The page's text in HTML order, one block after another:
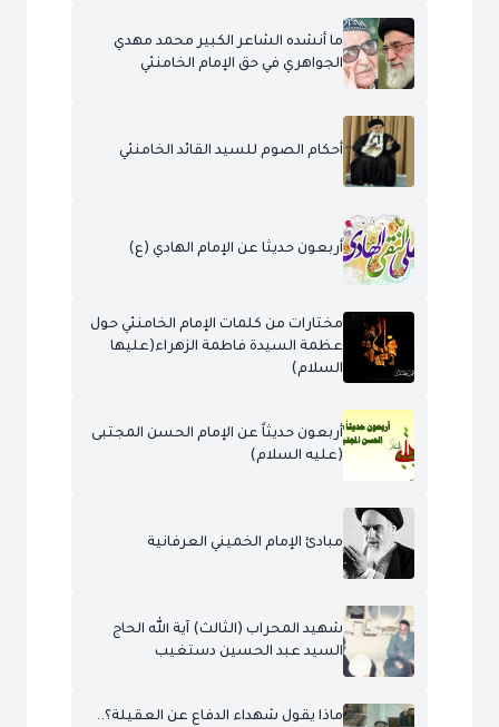
ما أنشده الشاعر الكبير محمد مهدي
الجواهري في حق الإمام الخامنئي
أحكام الصوم للسيد القائد الخامنئي
أربعون حديثا عن الإمام الهادي (ع)
مختارات من كلمات الإمام الخامنئي حول
عظمة السيدة فاطمة الزهراء(عليها
السلام)
أربعون حديثاً عن الإمام الحسن المجتبى
(عليه السلام)
مبادئ الإمام الخميني العرفانية
شهيد المحراب (الثالث) آية الله الحاج
السيد عبد الحسين دستغيب
ماذا يقول شهداء الدفاع عن العقيلة؟..